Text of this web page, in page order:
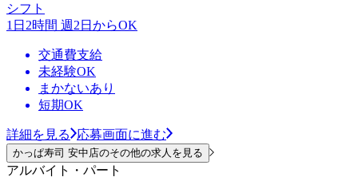
シフト
1日2時間 週2日からOK
交通費支給
未経験OK
まかないあり
短期OK
詳細を見る 応募画面に進む
かっぱ寿司 安中店のその他の求人を見る
アルバイト・パート